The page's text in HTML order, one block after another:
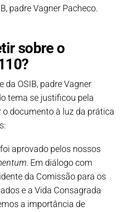
padre Vagner Pacheco.
sobre o
da OSIB, padre Vagner
tema se justificou pela
o documento à luz da prática
aprovado pelos nossos
. Em diálogo com
da Comissão para os
e a Vida Consagrada
a importância de